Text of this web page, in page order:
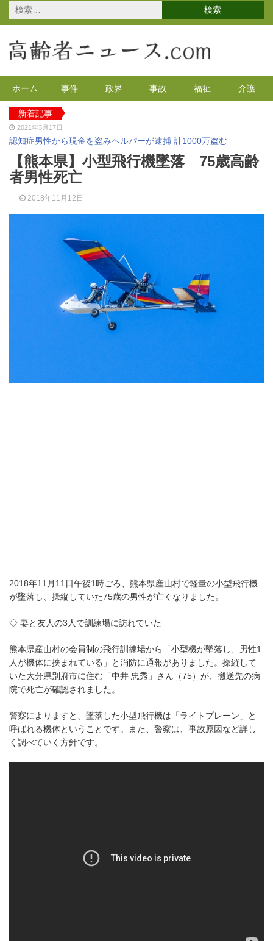
検
索:
ホーム 事件 政界 事故 福祉 介護
新着記事
2021年3月17日
認知症男性から現金を盗みヘルパーが逮捕 計1000万盗む
2021年2月4日
2020年の特殊詐欺が1万3千件 コロナで高齢者の被害が多発
2020年12月14日
有料老人ホームを活用で特養待機者を解消へ 江戸川区
東京都 高齢者らを対象にGoToの自粛を呼びかけ
高齢者のワクチン接種始まる 今日から全国で開始
【熊本県】小型飛行機墜落 75歳高齢
者男性死亡
2018年11月12日
2018年11月11日午後1時ごろ、熊本県産山村で軽量の小型飛行機
が墜落し、操縦していた75歳の男性が亡くなりました。
◇ 妻と友人の3人で訓練場に訪れていた
熊本県産山村の会員制の飛行訓練場から「小型機が墜落し、男性1
人が機体に挟まれている」と消防に通報がありました。操縦して
いた大分県別府市に住む「中井 忠秀」さん（75）が、搬送先の病
院で死亡が確認されました。
警察によりますと、墜落した小型飛行機は「ライトプレーン」と
呼ばれる機体ということです。また、警察は、事故原因など詳し
く調べていく方針です。